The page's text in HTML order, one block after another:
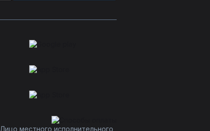
Лицо местного исполнительного